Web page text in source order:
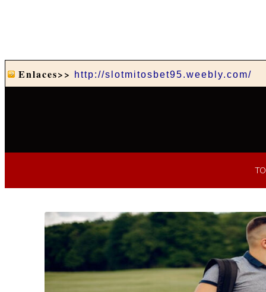
Enlaces>> http://slotmitosbet95.weebly.com/